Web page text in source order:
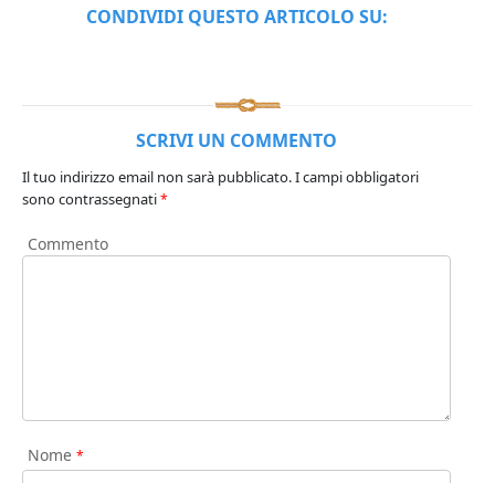
CONDIVIDI QUESTO ARTICOLO SU:
SCRIVI UN COMMENTO
Il tuo indirizzo email non sarà pubblicato.I campi obbligatori
sono contrassegnati*
Commento
Nome *